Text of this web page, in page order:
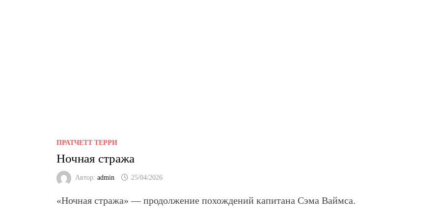
ПРАТЧЕТТ ТЕРРИ
Ночная стража
Автор:admin 25/04/2026
«Ночная стража» — продолжение похождений капитана Сэма Ваймса.